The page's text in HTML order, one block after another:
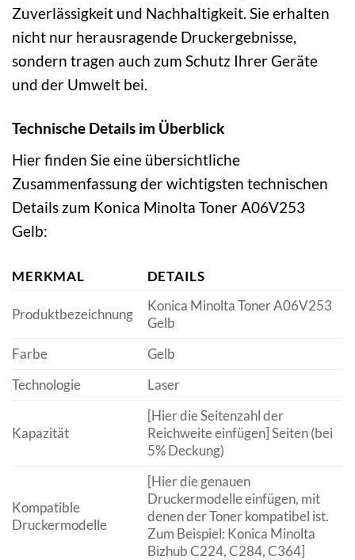
Zuverlässigkeit und Nachhaltigkeit. Sie erhalten
nicht nur herausragende Druckergebnisse,
sondern tragen auch zum Schutz Ihrer Geräte
und der Umwelt bei.
Technische Details im Überblick
Hier finden Sie eine übersichtliche
Zusammenfassung der wichtigsten technischen
Details zum Konica Minolta Toner A06V253
Gelb:
MERKMAL DETAILS
Produktbezeichnung
Konica Minolta Toner A06V253
Gelb
Farbe
Gelb
Technologie
Laser
Kapazität
[Hier die Seitenzahl der
Reichweite einfügen] Seiten (bei
5% Deckung)
Kompatible
Druckermodelle
[Hier die genauen
Druckermodelle einfügen, mit
denen der Toner kompatibel ist.
Zum Beispiel: Konica Minolta
Bizhub C224, C284, C364]